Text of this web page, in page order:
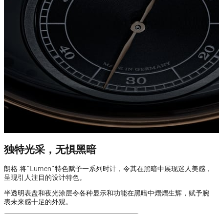
独特光采，无惧黑暗
朗格 将“Lumen”特色赋予一系列时计，令其在黑暗中展现迷人美感，
呈现引人注目的设计特色。
半透明表盘和夜光涂层令各种显示和功能在黑暗中熠熠生辉，赋予腕
表未来感十足的外观。